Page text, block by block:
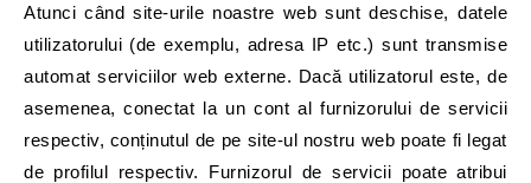
Atunci când site-urile noastre web sunt deschise, datele
utilizatorului (de exemplu, adresa IP etc.) sunt transmise
automat serviciilor web externe. Dacă utilizatorul este, de
asemenea, conectat la un cont al furnizorului de servicii
respectiv, conținutul de pe site-ul nostru web poate fi legat
de profilul respectiv. Furnizorul de servicii poate atribui